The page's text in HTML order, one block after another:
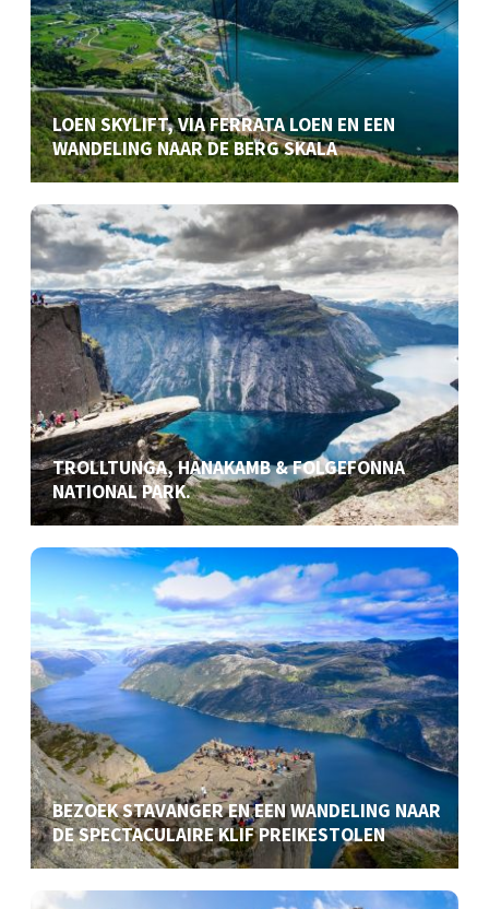
LOEN SKYLIFT, VIA FERRATA LOEN EN EEN
WANDELING NAAR DE BERG SKALA
TROLLTUNGA, HANAKAMB & FOLGEFONNA
NATIONAL PARK.
BEZOEK STAVANGER EN EEN WANDELING NAAR
DE SPECTACULAIRE KLIF PREIKESTOLEN